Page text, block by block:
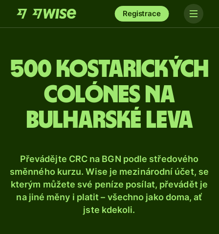
Registrace
500 kostarických
colónes na
bulharské leva
Převádějte CRC na BGN podle středového
směnného kurzu. Wise je mezinárodní účet, se
kterým můžete své peníze posílat, převádět je
na jiné měny i platit – všechno jako doma, ať
jste kdekoli.